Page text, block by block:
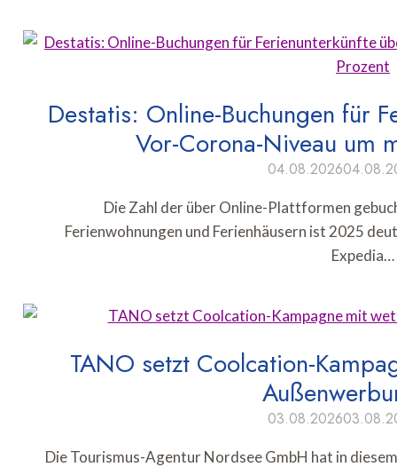
Destatis: Online-Buchungen für
Vor-Corona-Niveau um
04.08.2026
Die Zahl der über Online-Plattformen
Ferienwohnungen und Ferienhäusern ist 2025
Expedia…
TANO setzt Coolcation-
03.08.2026
Die Tourismus-Agentur Nordsee GmbH hat in